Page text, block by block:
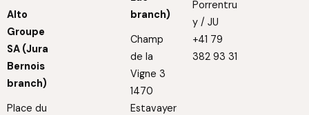
Alto
Groupe
SA (Jura
Bernois
branch)
Place du
branch)
Champ
de la
Vigne 3
1470
Estavayer
Porrentru
y / JU
+41 79
382 93 31